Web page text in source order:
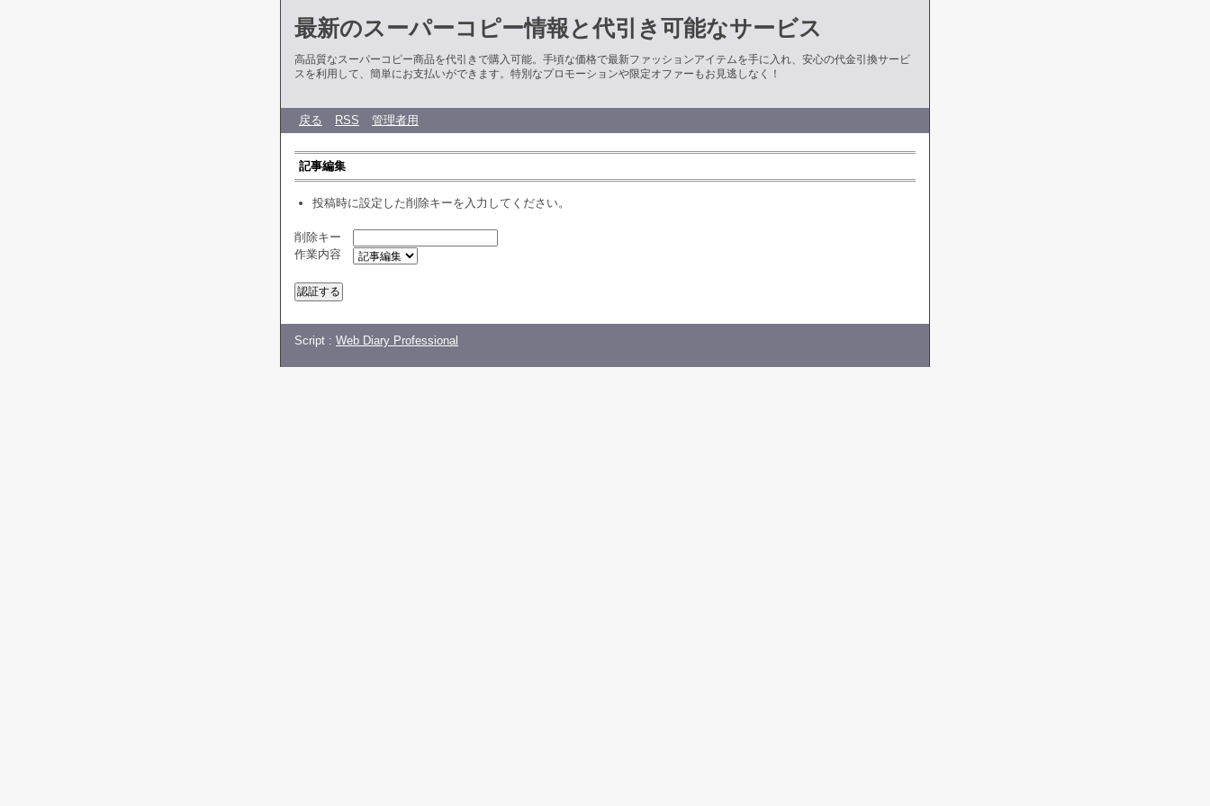
最新のスーパーコピー情報と代引き可能なサービス
高品質なスーパーコピー商品を代引きで購入可能。手頃な価格で最新ファッションアイテムを手に入れ、安心の代金引換サービ
スを利用して、簡単にお支払いができます。特別なプロモーションや限定オファーもお見逃しなく！
戻る RSS 管理者用
記事編集
投稿時に設定した削除キーを入力してください。
削除キー
作業内容
Script : Web Diary Professional